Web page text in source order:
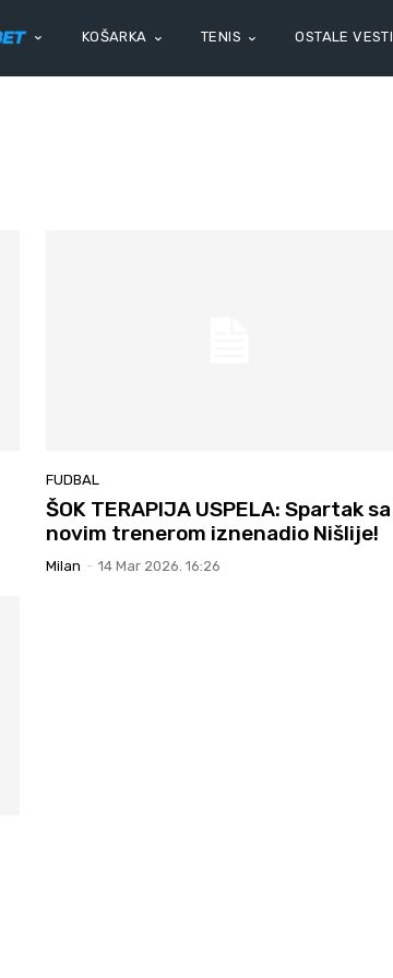
KOŠARKA TENIS OSTALE VESTI
FUDBAL
ŠOK TERAPIJA USPELA: Spartak sa
novim trenerom iznenadio Nišlije!
Milan - 14 Mar 2026. 16:26